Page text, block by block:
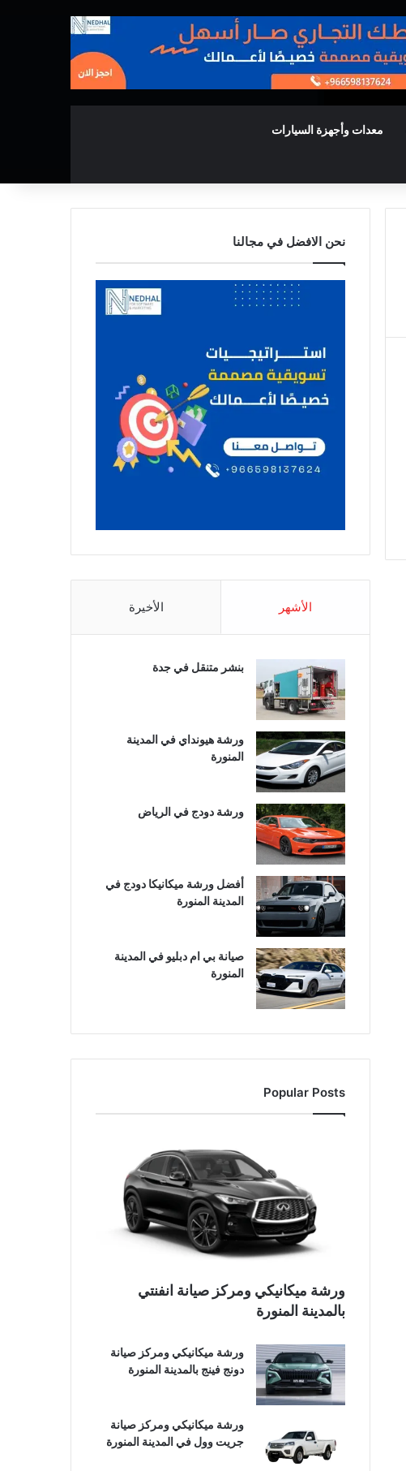
معدات وأجهزة السيارات
نحن الافضل في مجالنا
الأشهر الأخيرة
بنشر متنقل في جدة
ورشة هيونداي في المدينة
المنورة
ورشة دودج في الرياض
أفضل ورشة ميكانيكا دودج في
المدينة المنورة
صيانة بي ام دبليو في المدينة
المنورة
Popular Posts
ورشة ميكانيكي ومركز صيانة انفنتي
بالمدينة المنورة
ورشة ميكانيكي ومركز صيانة
دونج فينج بالمدينة المنورة
ورشة ميكانيكي ومركز صيانة
جريت وول في المدينة المنورة